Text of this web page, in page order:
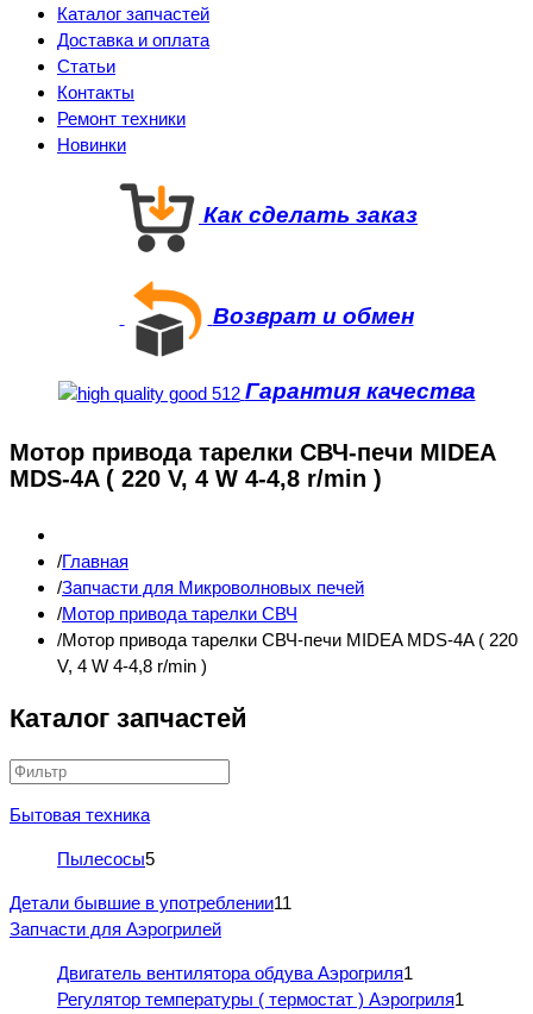
Каталог запчастей
Доставка и оплата
Статьи
Контакты
Ремонт техники
Новинки
Как сделать заказ
Возврат и обмен
Гарантия качества
Мотор привода тарелки СВЧ-печи MIDEA
MDS-4A ( 220 V, 4 W 4-4,8 r/min )
Главная
Запчасти для Микроволновых печей
Мотор привода тарелки СВЧ
Мотор привода тарелки СВЧ-печи MIDEA MDS-4A ( 220
V, 4 W 4-4,8 r/min )
Каталог запчастей
Бытовая техника
Пылесосы5
Детали бывшие в употреблении11
Запчасти для Аэрогрилей
Двигатель вентилятора обдува Аэрогриля1
Регулятор температуры ( термостат ) Аэрогриля1